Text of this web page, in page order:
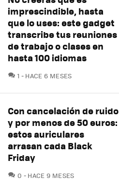
imprescindible, hasta
que lo uses: este gadget
transcribe tus reuniones
de trabajo o clases en
hasta 100 idiomas
1 COMENTARIOS
HACE 6 MESES
Con cancelación de ruido
y por menos de 50 euros:
estos auriculares
arrasan cada Black
Friday
0 COMENTARIOS
HACE 9 MESES